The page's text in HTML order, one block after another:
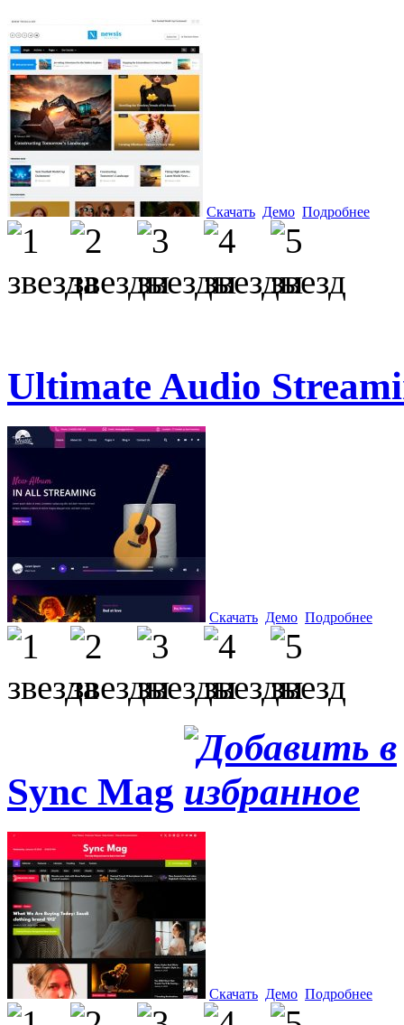
Скачать Демо Подробнее
Ultimate Audio
Скачать Демо Подробнее
Sync Mag
Скачать Демо Подробнее